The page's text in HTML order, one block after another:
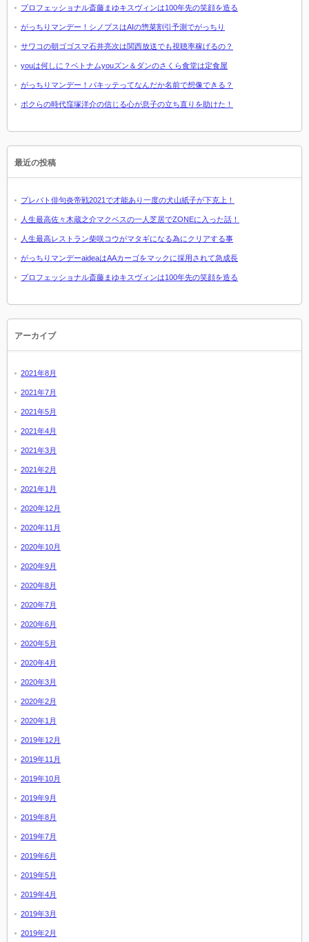
プロフェッショナル斎藤まゆキスヴィンは100年先の笑顔を造る
がっちりマンデー！シノプスはAIの惣菜割引予測でがっちり
サワコの朝ゴゴスマ石井亮次は関西放送でも視聴率稼げるの？
youは何しに？ベトナムyouズン＆ダンのさくら食堂は定食屋
がっちりマンデー！パキッテってなんだか名前で想像できる？
ボクらの時代窪塚洋介の信じる心が息子の立ち直りを助けた！
最近の投稿
プレバト俳句炎帝戦2021で才能あり一度の犬山紙子が下克上！
人生最高佐々木蔵之介マクベスの一人芝居でZONEに入った話！
人生最高レストラン柴咲コウがマタギになる為にクリアする事
がっちりマンデーaideaはAAカーゴをマックに採用されて急成長
プロフェッショナル斎藤まゆキスヴィンは100年先の笑顔を造る
アーカイブ
2021年8月
2021年7月
2021年5月
2021年4月
2021年3月
2021年2月
2021年1月
2020年12月
2020年11月
2020年10月
2020年9月
2020年8月
2020年7月
2020年6月
2020年5月
2020年4月
2020年3月
2020年2月
2020年1月
2019年12月
2019年11月
2019年10月
2019年9月
2019年8月
2019年7月
2019年6月
2019年5月
2019年4月
2019年3月
2019年2月